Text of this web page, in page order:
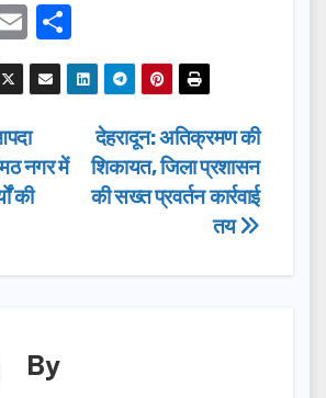
E
m
ail
h
ar
देहरादून: अतिक्रमण की
शिकायत, जिला प्रशासन
की सख्त प्रवर्तन कार्रवाई
तय
नगर में
की
By